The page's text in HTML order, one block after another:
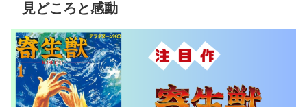
見どころと感動